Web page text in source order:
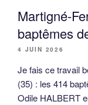
Martigné-
baptêmes
4 JUIN 2026
Je fais ce travail
(35) : les 414
Odile HALBERT